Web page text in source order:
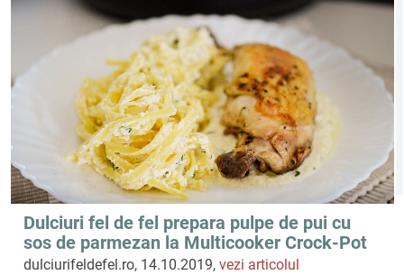
Dulciuri fel de fel prepara pulpe de pui cu
sos de parmezan la Multicooker Crock-Pot
Express cu gatire sub presiune
dulciurifeldefel.ro, 14.10.2019,vezi articolul